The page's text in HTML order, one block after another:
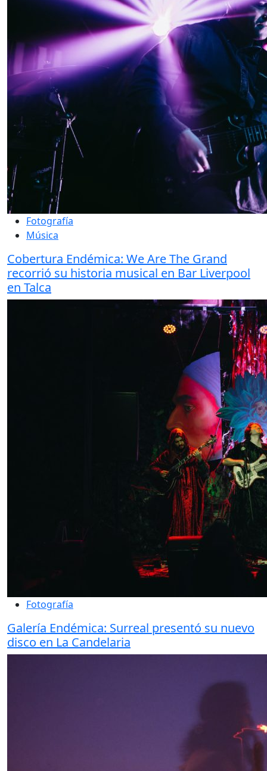
Fotografía
Música
Cobertura Endémica: We Are The Grand
recorrió su historia musical en Bar Liverpool
en Talca
Fotografía
Galería Endémica: Surreal presentó su nuevo
disco en La Candelaria